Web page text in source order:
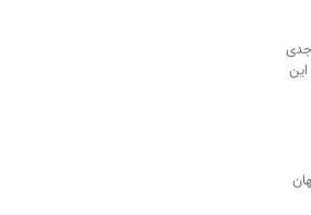
جدی